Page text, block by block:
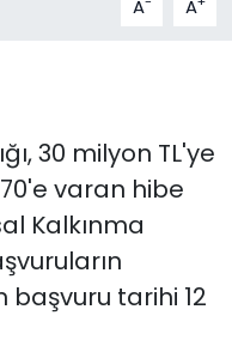
A A
30 milyon TL'ye
varan hibe
Kalkınma
başvuru tarihi 12